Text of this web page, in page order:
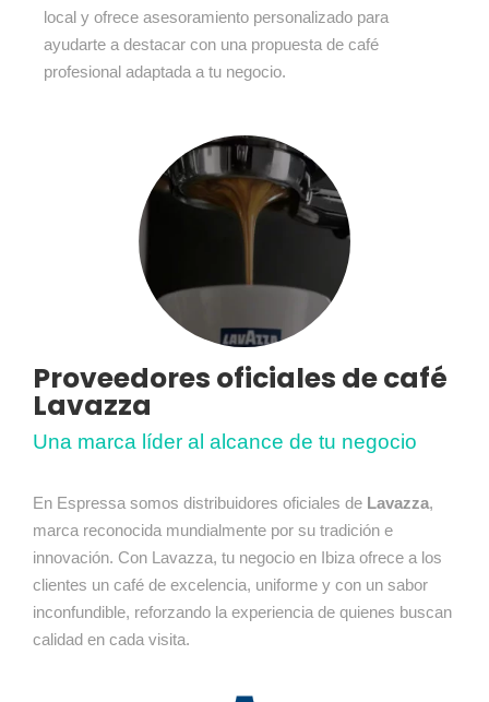
local y ofrece asesoramiento personalizado para
ayudarte a destacar con una propuesta de café
profesional adaptada a tu negocio.
Proveedores oficiales de café
Lavazza
Una marca líder al alcance de tu negocio
En Espressa somos distribuidores oficiales de Lavazza,
marca reconocida mundialmente por su tradición e
innovación. Con Lavazza, tu negocio en Ibiza ofrece a los
clientes un café de excelencia, uniforme y con un sabor
inconfundible, reforzando la experiencia de quienes buscan
calidad en cada visita.